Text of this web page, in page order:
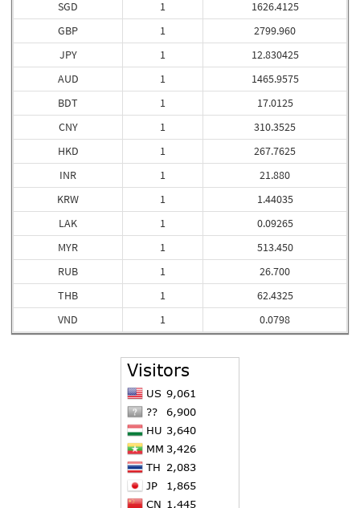
SGD
GBP
JPY
AUD
BDT
CNY
HKD
INR
KRW
LAK
MYR
RUB
THB
VND
1
1
1
1
1
1
1
1
1
1
1
1
1
1
1626.4125
2799.960
12.830425
1465.9575
17.0125
310.3525
267.7625
21.880
1.44035
0.09265
513.450
26.700
62.4325
0.0798